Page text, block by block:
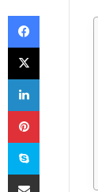
Facebook
X
LinkedIn
Pinterest
Skype
E-Posta ile paylaş